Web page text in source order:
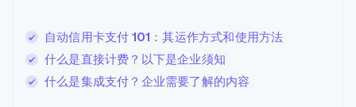
自动信用卡支付 101：其运作方式和使用方法
什么是直接计费？以下是企业须知
什么是集成支付？企业需要了解的内容
卢森堡
罗马尼亚
English